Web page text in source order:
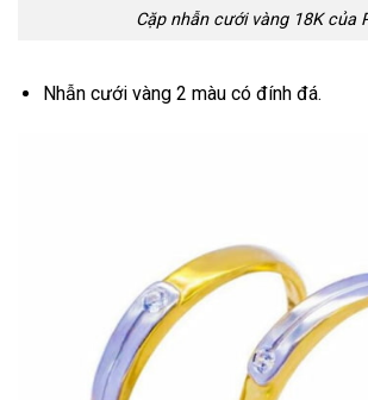
Cặp nhẫn cưới vàng 18K của
Nhẫn cưới vàng 2 màu có đính đá.